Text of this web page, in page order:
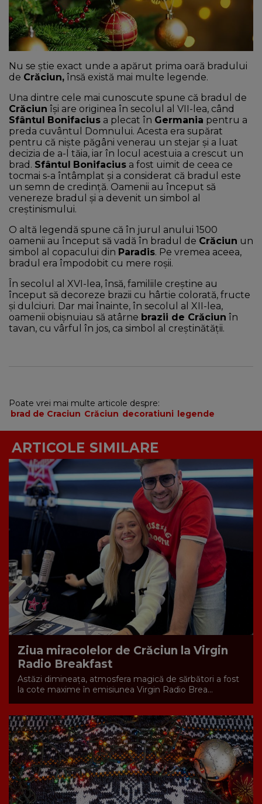
NEWS
CONTUL MEU
Nu se știe exact unde a apărut prima oară bradului
de Crăciun, însă există mai multe legende.
Una dintre cele mai cunoscute spune că bradul de
Crăciun își are originea în secolul al VII-lea, când
Sfântul
Bonifacius a plecat în Germania pentru a
preda cuvântul Domnului. Acesta era supărat
pentru că niște păgâni venerau un stejar și a luat
decizia de a-l tăia, iar în locul acestuia a crescut un
brad. Sfântul Bonifacius a fost uimit de ceea ce
tocmai s-a întâmplat și a considerat că bradul este
un semn de credință. Oamenii au început să
venereze bradul și a devenit un simbol al
creștinismului.
O altă legendă spune că în jurul anului 1500
oamenii au început să vadă în bradul de Crăciun un
simbol al copacului din Paradis. Pe vremea aceea,
bradul era împodobit cu mere roșii.
În secolul al XVI-lea, însă, familiile creştine au
început să decoreze brazii cu hârtie colorată, fructe
şi dulciuri. Dar mai înainte, în secolul al XII-lea,
oamenii obişnuiau să atârne brazii de Crăciun în
tavan, cu vârful în jos, ca simbol al creştinătăţii.
Poate vrei mai multe articole despre:
brad de Craciun Crăciun decoratiuni legende
ARTICOLE SIMILARE
Ziua miracolelor de Crăciun la Virgin
Radio Breakfast
Astăzi dimineața, atmosfera magică de sărbători a fost
la cote maxime în emisiunea Virgin Radio Brea...